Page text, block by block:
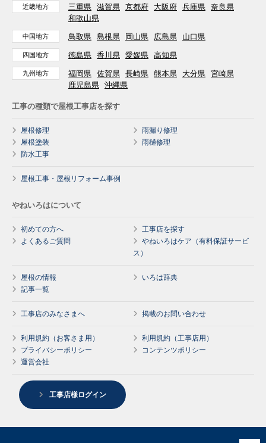
近畿地方 三重県 滋賀県 京都府 大阪府 兵庫県 奈良県
和歌山県
中国地方 鳥取県 島根県 岡山県 広島県 山口県
四国地方 徳島県 香川県 愛媛県 高知県
九州地方 福岡県 佐賀県 長崎県 熊本県 大分県 宮崎県
鹿児島県 沖縄県
工事の種類で屋根工事店を探す
屋根修理
雨漏り修理
屋根塗装
雨樋修理
防水工事
屋根工事・屋根リフォーム事例
やねいろはについて
初めての方へ
工事店を探す
よくあるご質問
やねいろはケア（有料保証サービ
ス）
屋根の情報
いろは辞典
記事一覧
工事店のみなさまへ 掲載のお問い合わせ
利用規約（お客さま用）
利用規約（工事店用）
プライバシーポリシー
コンテンツポリシー
運営会社
工事店様ログイン